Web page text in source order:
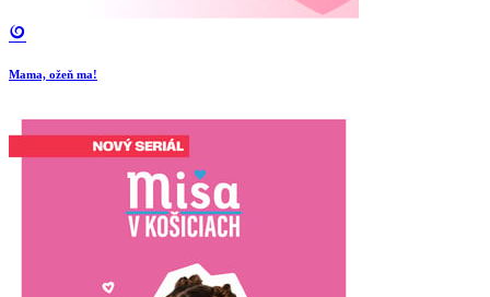
Mama, ožeň ma!